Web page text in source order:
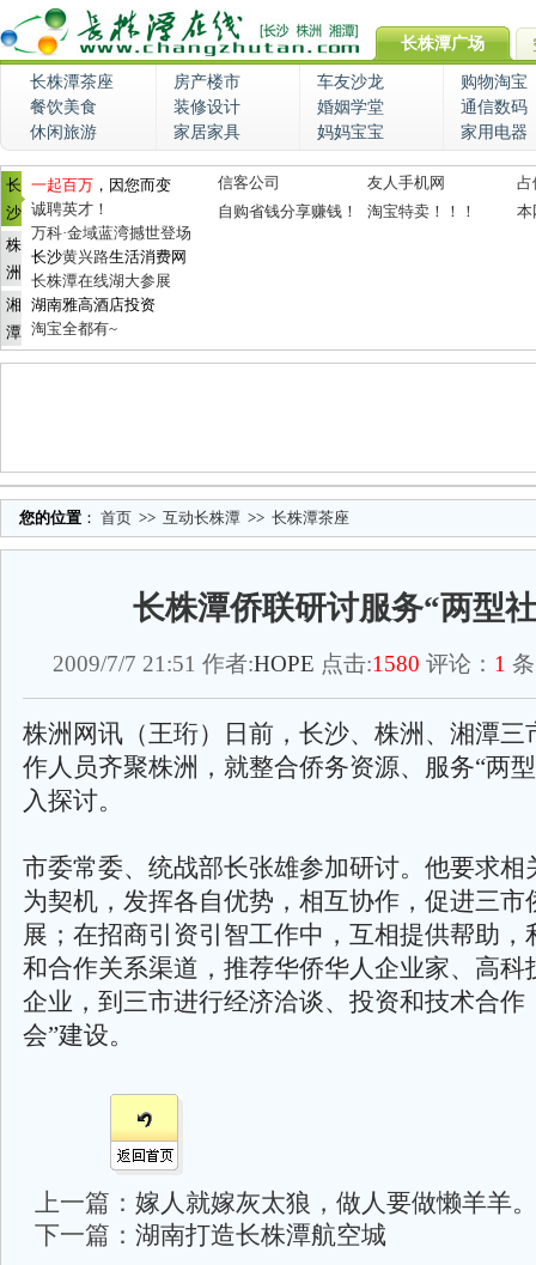
长株潭广场
长株潭茶座 房产楼市 车友沙龙
购物淘宝
餐饮美食
装修设计 婚姻学堂
通信数码
休闲旅游
家居家具 妈妈宝宝 家用电器
长
沙
株
洲
湘
潭
一起百万 ，因您而变
诚聘英才！
万科·金域蓝湾撼世登场
长沙黄兴路生活消费网
长株潭在线湖大参展
湖南雅高酒店投资
淘宝全都有~
信客公司 友人手机网
占
自购省钱分享赚钱！
淘宝特卖！！！ 本
您的位置 ： 首页 >> 互动长株潭 >> 长株潭茶座
长株潭侨联研讨服务“两型
2009/7/7 21:51 作者:HOPE 点击:1580 评论： 1
株洲网讯（王珩）日前，长沙、株洲、湘潭三
作人员齐聚株洲，就整合侨务资源、服务“两
入探讨。
市委常委、统战部长张雄参加研讨。他要求相
为契机，发挥各自优势，相互协作，促进三市
展；在招商引资引智工作中，互相提供帮助，
和合作关系渠道，推荐华侨华人企业家、高科
企业，到三市进行经济洽谈、投资和技术合作
会”建设。
上一篇： 嫁人就嫁灰太狼，做人要做懒羊羊。
下一篇： 湖南打造长株潭航空城